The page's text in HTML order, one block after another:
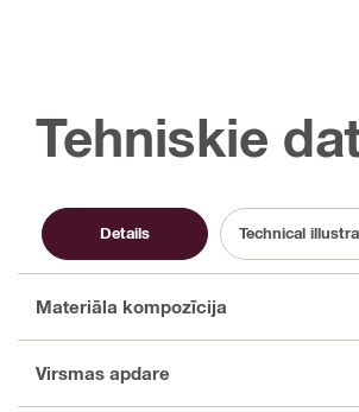
Tehniskie
Details Technical
Materiāla kompozīcija
Virsmas apdare